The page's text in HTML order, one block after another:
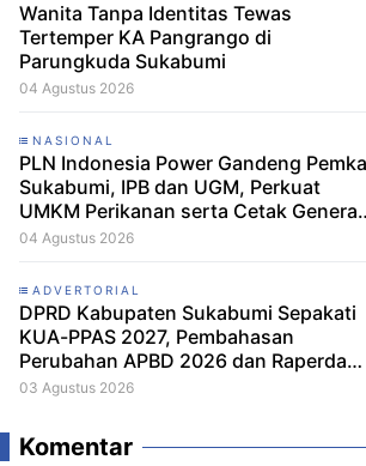
Wanita Tanpa Identitas Tewas
Tertemper KA Pangrango di
Parungkuda Sukabumi
04 Agustus 2026
NASIONAL
PLN Indonesia Power Gandeng
Sukabumi, IPB dan UGM, Perkuat
UMKM Perikanan serta Cetak
Peduli Lingkungan
04 Agustus 2026
ADVERTORIAL
DPRD Kabupaten Sukabumi Sepakati
KUA-PPAS 2027, Pembahasan
Perubahan APBD 2026 dan Raperda
Perseroda Tirta Jaya Berlanjut
03 Agustus 2026
Komentar